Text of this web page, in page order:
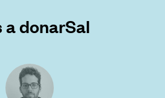
a donarSal